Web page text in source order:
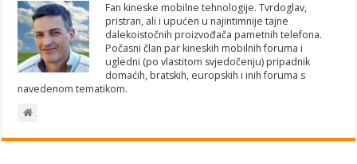
Fan kineske mobilne tehnologije. Tvrdoglav,
pristran, ali i upućen u najintimnije tajne
dalekoistočnih proizvođača pametnih telefona.
Počasni član par kineskih mobilnih foruma i
ugledni (po vlastitom svjedočenju) pripadnik
domaćih, bratskih, europskih i inih foruma s
navedenom tematikom.